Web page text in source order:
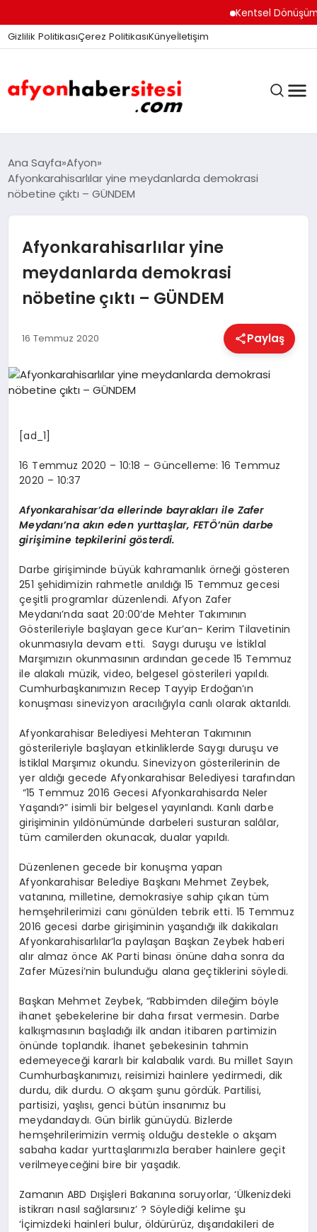
Kentsel Dönüşüm Ofisi
Gizlilik PolitikasıÇerez PolitikasıKünyeİletişim
ANASAYFA
GÜNDEM
EKONOMI
MAGAZIN
SAĞLIK
SPOR
TEKNOLOJI
Ana Sayfa Afyon
Afyonkarahisarlılar yine meydanlarda demokrasi
nöbetine çıktı – GÜNDEM
Afyonkarahisarlılar yine
meydanlarda demokrasi
nöbetine çıktı – GÜNDEM
16 Temmuz 2020 Paylaş
[ad_1]
16 Temmuz 2020 – 10:18 – Güncelleme: 16 Temmuz
2020 – 10:37
Afyonkarahisar’da ellerinde bayrakları ile Zafer
Meydanı’na akın eden yurttaşlar, FETÖ’nün darbe
girişimine tepkilerini gösterdi.
Darbe girişiminde büyük kahramanlık örneği gösteren
251 şehidimizin rahmetle anıldığı 15 Temmuz gecesi
çeşitli programlar düzenlendi. Afyon Zafer
Meydanı’nda saat 20:00’de Mehter Takımının
Gösterileriyle başlayan gece Kur’an- Kerim Tilavetinin
okunmasıyla devam etti. Saygı duruşu ve İstiklal
Marşımızın okunmasının ardından gecede 15 Temmuz
ile alakalı müzik, video, belgesel gösterileri yapıldı.
Cumhurbaşkanımızın Recep Tayyip Erdoğan’ın
konuşması sinevizyon aracılığıyla canlı olarak aktarıldı.
Afyonkarahisar Belediyesi Mehteran Takımının
gösterileriyle başlayan etkinliklerde Saygı duruşu ve
İstiklal Marşımız okundu. Sinevizyon gösterilerinin de
yer aldığı gecede Afyonkarahisar Belediyesi tarafından
“15 Temmuz 2016 Gecesi Afyonkarahisarda Neler
Yaşandı?” isimli bir belgesel yayınlandı. Kanlı darbe
girişiminin yıldönümünde darbeleri susturan salâlar,
tüm camilerden okunacak, dualar yapıldı.
Düzenlenen gecede bir konuşma yapan
Afyonkarahisar Belediye Başkanı Mehmet Zeybek,
vatanına, milletine, demokrasiye sahip çıkan tüm
hemşehrilerimizi canı gönülden tebrik etti. 15 Temmuz
2016 gecesi darbe girişiminin yaşandığı ilk dakikaları
Afyonkarahisarlılar’la paylaşan Başkan Zeybek haberi
alır almaz önce AK Parti binası önüne daha sonra da
Zafer Müzesi’nin bulunduğu alana geçtiklerini söyledi.
Başkan Mehmet Zeybek, “Rabbimden dileğim böyle
ihanet şebekelerine bir daha fırsat vermesin. Darbe
kalkışmasının başladığı ilk andan itibaren partimizin
önünde toplandık. İhanet şebekesinin tahmin
edemeyeceği kararlı bir kalabalık vardı. Bu millet Sayın
Cumhurbaşkanımızı, reisimizi hainlere yedirmedi, dik
durdu, dik durdu. O akşam şunu gördük. Partilisi,
partisizi, yaşlısı, genci bütün insanımız bu
meydandaydı. Gün birlik günüydü. Bizlerde
hemşehrilerimizin vermiş olduğu destekle o akşam
sabaha kadar yurttaşlarımızla beraber hainlere geçit
verilmeyeceğini bire bir yaşadık.
Zamanın ABD Dışişleri Bakanına soruyorlar, ‘Ülkenizdeki
istikrarı nasıl sağlarsınız’ ? Söylediği kelime şu
‘İçimizdeki hainleri bulur, öldürürüz, dışarıdakileri de